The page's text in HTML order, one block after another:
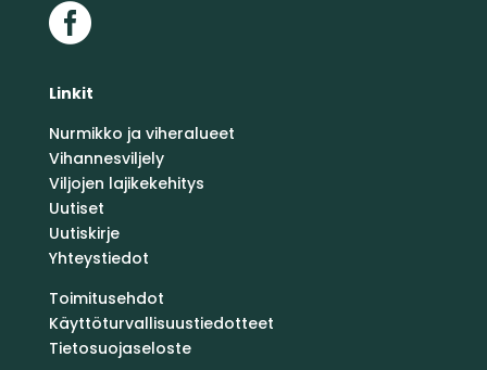

Linkit
Nurmikko ja viheralueet
Vihannesviljely
Viljojen lajikekehitys
Uutiset
Uutiskirje
Yhteystiedot
Toimitusehdot
Käyttöturvallisuustiedotteet
Tietosuojaseloste